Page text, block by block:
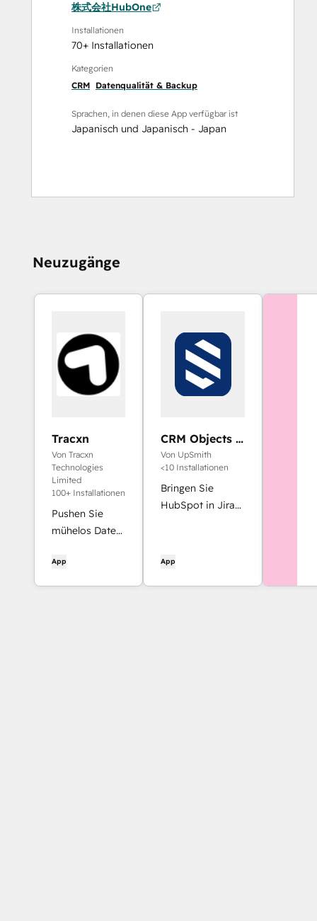
株式会社HubOne
Installationen
70+ Installationen
Kategorien
CRM Datenqualität & Backup
Sprachen, in denen diese App verfügbar ist
Japanisch und Japanisch - Japan
Neuzugänge
Tracxn
Von Tracxn
Technologies
Limited
100+ Installationen
Pushen Sie
mühelos Daten
HubSpot.
App
CRM Objects &
Query
Integration for
Jira (Scrybe)
Von UpSmith
<10 Installationen
Bringen Sie
HubSpot in Jira
dynamischen
Spiegelfeldwerten
App